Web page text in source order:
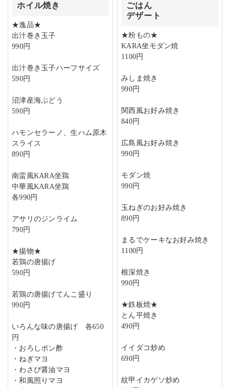
ホイル焼き
★逸品★
出汁巻き玉子
990円
出汁巻き玉子ハーフサイズ
590円
沼津産海ぶどう
590円
ハモンセラーノ、生ハム原木
スライス
890円
南蛮風KARA坐鶏
中華風KARA坐鶏
各990円
アサリのジンライム
790円
★揚物★
若鶏の唐揚げ
590円
若鶏の唐揚げてんこ盛り
990円
いろんな味の唐揚げ 各650
円
・おろしポン酢
・ねぎマヨ
・わさび醤油マヨ
・和風照りマヨ
ごはん
デザート
★粉もの★
KARA坐モダン焼
1100円
みしま焼き
990円
関西風お好み焼き
840円
広島風お好み焼き
990円
モダン焼
990円
玉ねぎのお好み焼き
890円
まるでケーキなお好み焼き
1100円
根深焼き
990円
★鉄板焼★
とん平焼き
490円
イイダコ炒め
690円
紋甲イカゲソ炒め